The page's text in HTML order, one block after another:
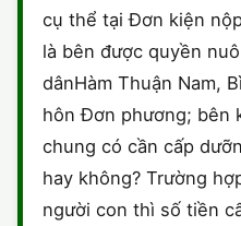
cụ thể tại Đơn kiện
là bên được quyền
dânHàm Thuận Nam,
hôn Đơn phương; bên
chung có cần cấp
hay không? Trường
người con thì số tiền